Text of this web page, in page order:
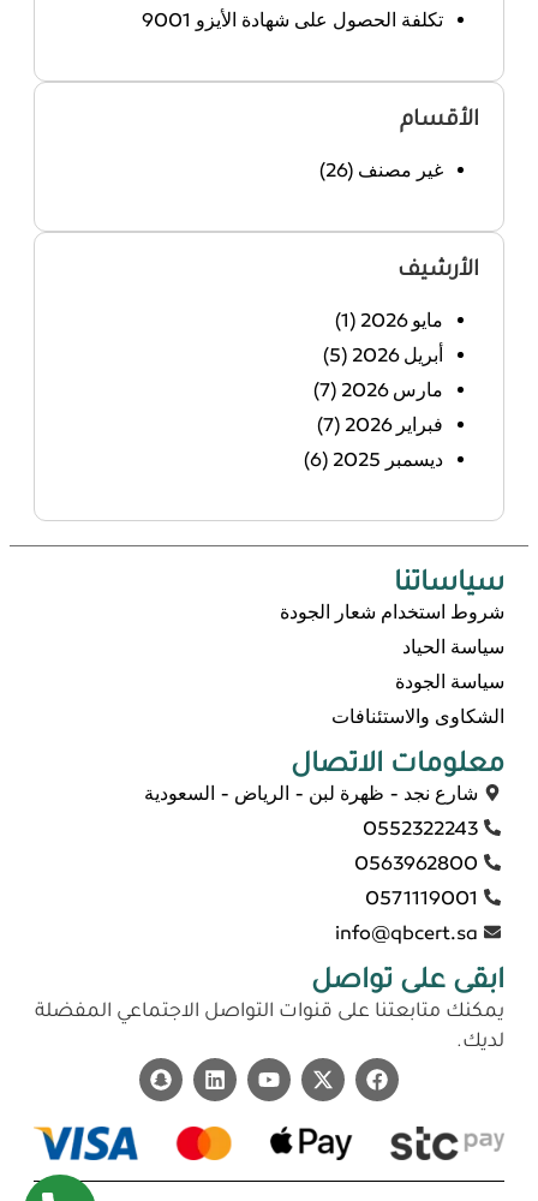
تكلفة الحصول على شهادة الأيزو 9001
الأقسام
غير مصنف (26)
الأرشيف
مايو 2026
(1)
أبريل 2026
(5)
مارس 2026
(7)
فبراير 2026
(7)
ديسمبر 2025
(6)
سياساتنا
شروط استخدام شعار الجودة
سياسة الحياد
سياسة الجودة
الشكاوى والاستئنافات
معلومات الاتصال
شارع نجد - ظهرة لبن - الرياض - السعودية
0552322243
0563962800
0571119001
info@qbcert.sa
ابقى على تواصل
يمكنك متابعتنا على قنوات التواصل الاجتماعي المفضلة
لديك.